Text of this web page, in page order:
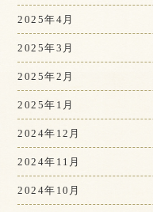
2025年4月
2025年3月
2025年2月
2025年1月
2024年12月
2024年11月
2024年10月